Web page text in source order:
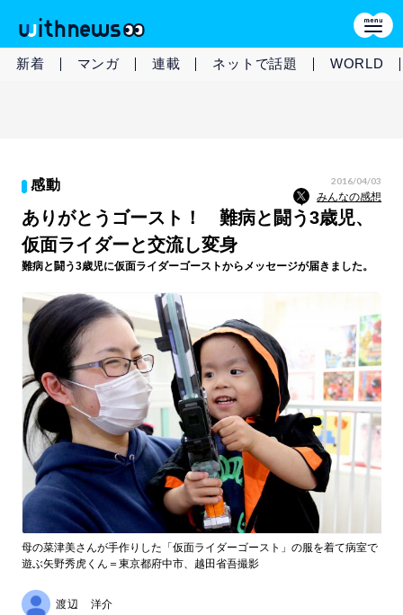
新着 マンガ 連載 ネットで話題 WORLD
感動 2016/04/03
みんなの感想
ありがとうゴースト！ 難病と闘う3歳児、
仮面ライダーと交流し変身
難病と闘う3歳児に仮面ライダーゴーストからメッセージが届きました。
母の菜津美さんが手作りした「仮面ライダーゴースト」の服を着て病室で
遊ぶ矢野秀虎くん＝東京都府中市、越田省吾撮影
渡辺 洋介